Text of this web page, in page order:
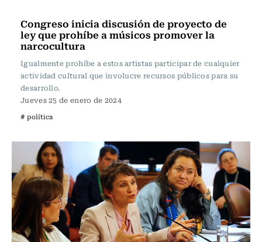
Congreso inicia discusión de proyecto de
ley que prohíbe a músicos promover la
narcocultura
Igualmente prohíbe a estos artistas participar de cualquier
actividad cultural que involucre recursos públicos para su
desarrollo.
Jueves 25 de enero de 2024
# política